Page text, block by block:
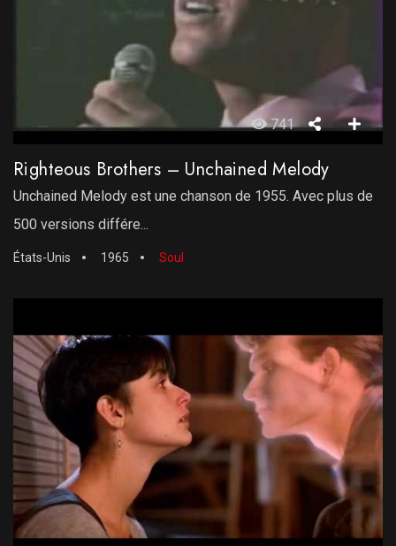
741
Righteous Brothers – Unchained Melody
Unchained Melody est une chanson de 1955. Avec plus de
500 versions différe...
États-Unis 1965 Soul